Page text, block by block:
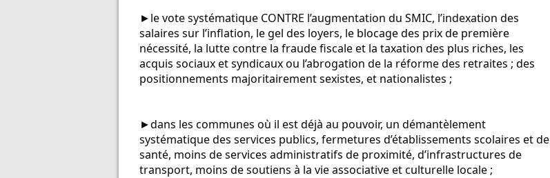
►le vote systématique CONTRE l’augmentation du SMIC, l’indexation des
salaires sur l’inflation, le gel des loyers, le blocage des prix de première
nécessité, la lutte contre la fraude fiscale et la taxation des plus riches, les
acquis sociaux et syndicaux ou l’abrogation de la réforme des retraites ; des
positionnements majoritairement sexistes, et nationalistes ;
►dans les communes où il est déjà au pouvoir, un démantèlement
systématique des services publics, fermetures d’établissements scolaires et de
santé, moins de services administratifs de proximité, d’infrastructures de
transport, moins de soutiens à la vie associative et culturelle locale ;